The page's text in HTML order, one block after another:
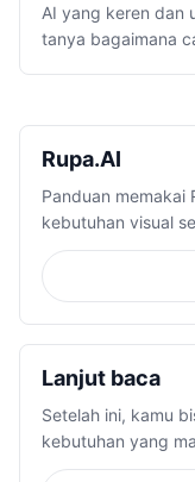
AI yang keren dan
tanya bagaimana
Rupa.AI
Panduan memakai
kebutuhan visual
Lanjut baca
Setelah ini, kamu
kebutuhan yang